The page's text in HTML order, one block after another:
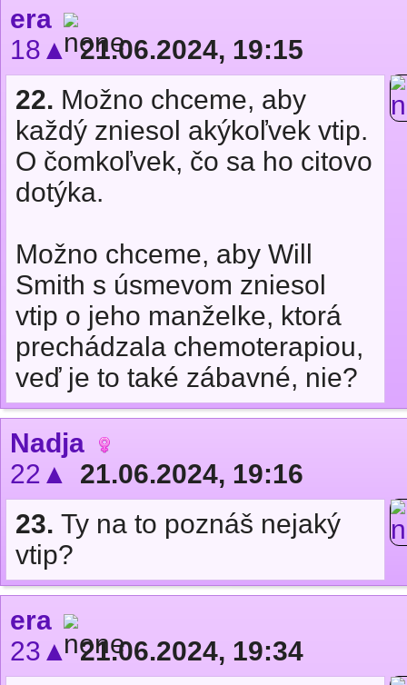
era
18▲ 21.06.2024, 19:15
22. Možno chceme, aby
každý zniesol akýkoľvek vtip.
O čomkoľvek, čo sa ho citovo
dotýka.
Možno chceme, aby Will
Smith s úsmevom zniesol
vtip o jeho manželke, ktorá
prechádzala chemoterapiou,
veď je to také zábavné, nie?
Nadja
22▲
21.06.2024, 19:16
23. Ty na to poznáš nejaký
vtip?
era
23▲ 21.06.2024, 19:34